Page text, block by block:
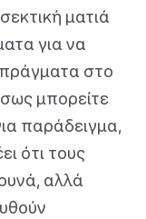
ματιά
για να
στο
μπορείτε
παράδειγμα,
ότι τους
αλλά